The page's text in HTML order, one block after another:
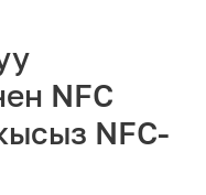
Роуминг
NFC
NFC-